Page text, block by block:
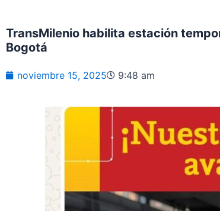
TransMilenio habilita estación
Bogotá
noviembre 15, 2025 9:48 am